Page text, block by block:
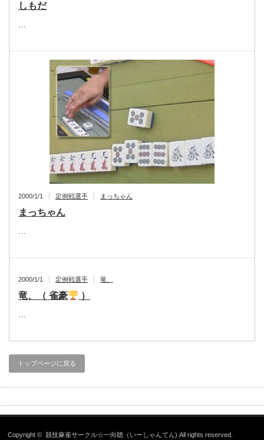
しもだ
…
2000/1/1 定例戦選手 まっちゃん
まっちゃん
…
2000/1/1 定例戦選手 竜、
竜、（ 雀豪 ）
…
トップページに戻る
Copyright ©競技麻雀サークル☆一向聴（いーしゃんてん) All rights reserved.